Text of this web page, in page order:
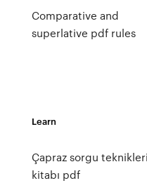
Comparative and
superlative pdf rules
Learn
Çapraz sorgu teknikleri
kitabı pdf